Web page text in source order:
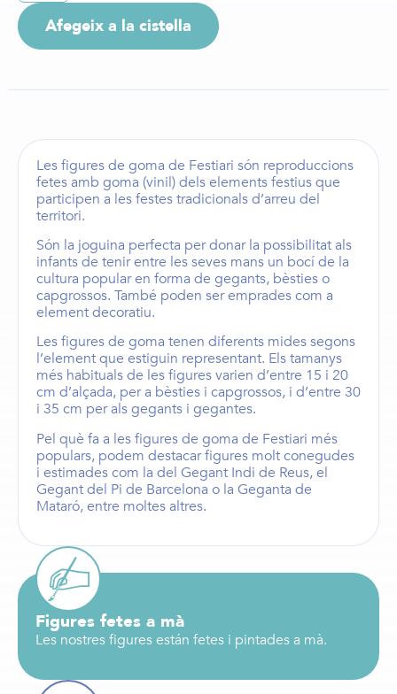
Afegeix a la cistella
Lesfigures de goma de Festiari són reproduccions
fetes amb goma (vinil) dels elements festius que
participen a les festes tradicionals d’arreu del
territori.
Són la joguina perfecta per donar la possibilitat als
infants de tenir entre les seves mans un bocí de la
cultura popular en forma de gegants, bèstieso
capgrossos. També poden ser emprades com a
element decoratiu.
Lesfigures de goma tenen diferents mides segons
l’element que estiguin representant. Elstamanys
més habituals de les figuresvarien d’entre 15 i 20
cm d’alçada, per a bèsties i capgrossos, i d’entre 30
i 35 cm per alsgegants i gegantes.
Pel què fa a les figures de goma de Festiari més
populars, podem destacar figures molt conegudes
i estimades com la del Gegant Indi de Reus, el
Gegant del Pi de Barcelona o la Geganta de
Mataró, entre moltes altres.
Figures fetes a mà
Les nostres figures están fetes i pintades a mà.